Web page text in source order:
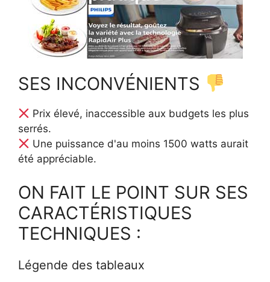
SES INCONVÉNIENTS
Prix élevé, inaccessible aux budgets les plus
serrés.
Une puissance d'au moins 1500 watts aurait
été appréciable.
ON FAIT LE POINT SUR SES
CARACTÉRISTIQUES
TECHNIQUES :
Légende des tableaux